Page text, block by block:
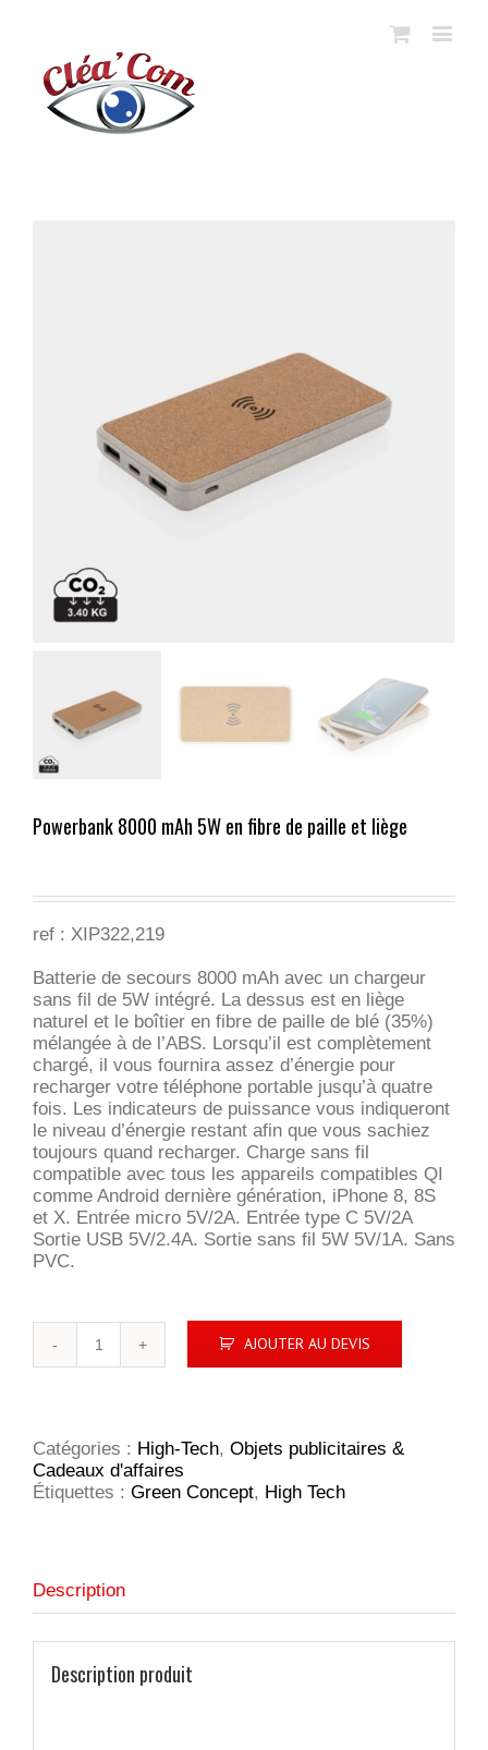
Powerbank 8000 mAh 5W en fibre de paille et liège
ref : XIP322,219
Batterie de secours 8000 mAh avec un chargeur
sans fil de 5W intégré. La dessus est en liège
naturel et le boîtier en fibre de paille de blé (35%)
mélangée à de l’ABS. Lorsqu’il est complètement
chargé, il vous fournira assez d’énergie pour
recharger votre téléphone portable jusqu’à quatre
fois. Les indicateurs de puissance vous indiqueront
le niveau d’énergie restant afin que vous sachiez
toujours quand recharger. Charge sans fil
compatible avec tous les appareils compatibles QI
comme Android dernière génération, iPhone 8, 8S
et X. Entrée micro 5V/2A. Entrée type C 5V/2A
Sortie USB 5V/2.4A. Sortie sans fil 5W 5V/1A. Sans
PVC.
5W
en
fibre
AJOUTER AU DEVIS
Catégories : High-Tech, Objets publicitaires &
Cadeaux d'affaires
Étiquettes : Green Concept, High Tech
Description
Description produit